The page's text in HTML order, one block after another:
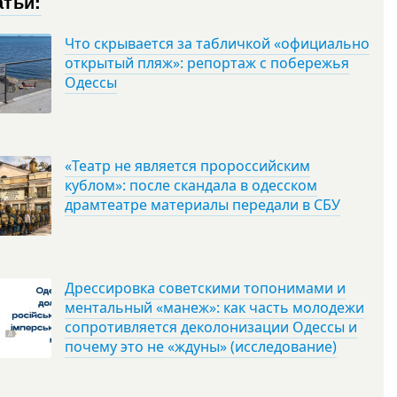
Что скрывается за табличкой «официально
открытый пляж»: репортаж с побережья
Одессы
«Театр не является пророссийским
кублом»: после скандала в одесском
драмтеатре материалы передали в СБУ
Дрессировка советскими топонимами и
ментальный «манеж»: как часть молодежи
сопротивляется деколонизации Одессы и
почему это не «ждуны» (исследование)